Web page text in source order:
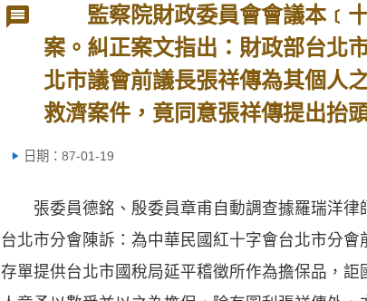
監察院財政委員會會議本﹝十
案。糾正案文指出：財政部台北
北市議會前議長張祥傳為其個人
救濟案件，竟同意張祥傳提出抬
日期：87-01-19
張委員德銘、殷委員章甫自動調查據羅瑞洋律
台北市分會陳訴：為中華民國紅十字會台北市分會
存單提供台北市國稅局延平稽徵所作為擔保品，詎